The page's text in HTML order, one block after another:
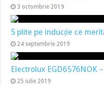
3 octombrie 2019
5 plite pe inducție ce
24 septembrie 2019
Electrolux EGD6576NOK
25 iulie 2019